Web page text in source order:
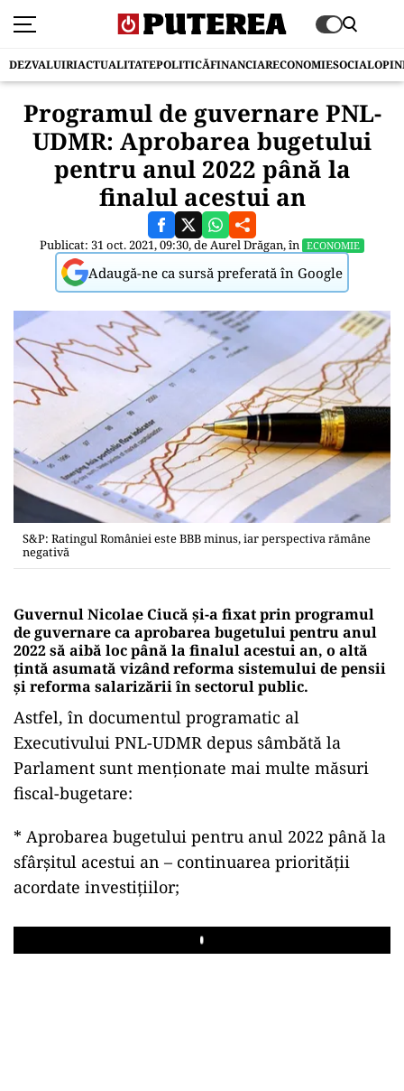
DEZVALUIRIACTUALITATEPOLITICĂFINANCIARECONOMIESOCIAL
Programul de guvernare PNL-
UDMR: Aprobarea bugetului
pentru anul 2022 până la
finalul acestui an
Publicat: 31 oct. 2021, 09:30, deAurel Drăgan, în ECONOMIE
Adaugă-ne ca sursă preferată în Google
S&P: Ratingul României este BBB minus, iar perspectiva rămâne
negativă
Guvernul Nicolae Ciucă şi-a fixat prin programul
de guvernare ca aprobarea bugetului pentru anul
2022 să aibă loc până la finalul acestui an, o altă
ţintă asumată vizând reforma sistemului de pensii
şi reforma salarizării în sectorul public.
Astfel, în documentul programatic al
Executivului PNL-UDMR depus sâmbătă la
Parlament sunt menţionate mai multe măsuri
fiscal-bugetare:
* Aprobarea bugetului pentru anul 2022 până la
sfârşitul acestui an – continuarea priorităţii
acordate investiţiilor;
Play